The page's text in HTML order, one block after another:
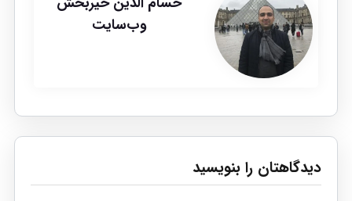
وب‌سایت
دیدگاهتان را بنویسید